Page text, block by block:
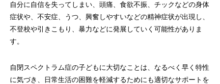
自分に自信を失ってしまい、頭痛、食欲不振、チックなどの身体
症状や、不安症、うつ、興奮しやすいなどの精神症状が出現し、
不登校や引きこもり、暴力などに発展していく可能性がありま
す。
自閉スペクトラム症の子どもに大切なことは、なるべく早く特性
に気づき、日常生活の困難を軽減するためにも適切なサポートを